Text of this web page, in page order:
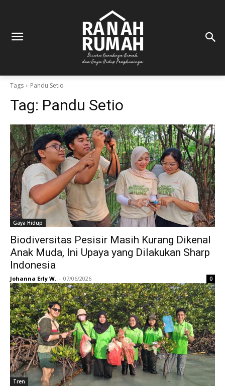
Tags Pandu Setio
Tag: Pandu Setio
Gaya Hidup
Biodiversitas Pesisir Masih Kurang Dikenal
Anak Muda, Ini Upaya yang Dilakukan Sharp
Indonesia
Johanna Erly W. - 07/06/2026 0
Tren